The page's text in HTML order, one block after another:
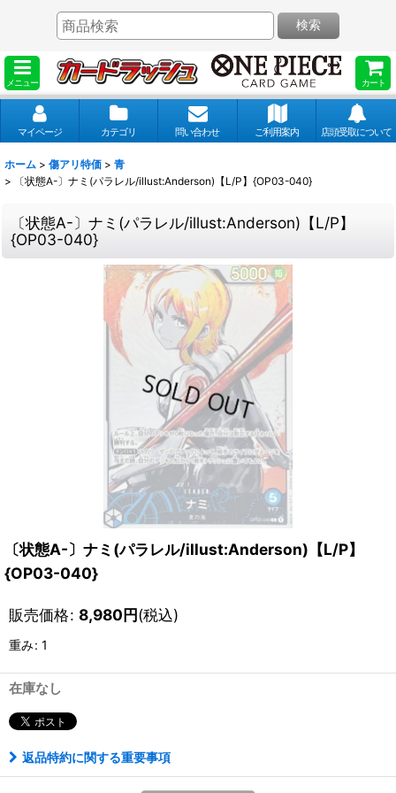
メニュー カート
検索
マイページ カテゴリ 問い合わせ ご利用案内 店頭受取について
ホーム > 傷アリ特価 > 青
>
〔状態A-〕ナミ(パラレル/illust:Anderson)【L/P】{OP03-040}
〔状態A-〕ナミ(パラレル/illust:Anderson)【L/P】
{OP03-040}
〔状態A-〕ナミ(パラレル/illust:Anderson)【L/P】
{OP03-040}
販売価格: 8,980円(税込)
重み: 1
在庫なし
返品特約に関する重要事項